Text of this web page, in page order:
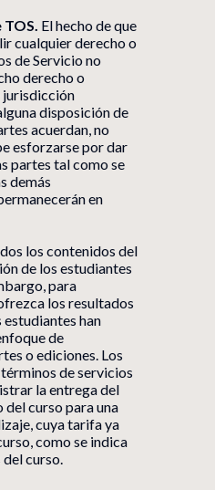
El hecho de que
cualquier derecho o
de Servicio no
derecho o
jurisdicción
disposición de
acuerdan, no
esforzarse por dar
partes tal como se
demás
en
los contenidos del
de los estudiantes
para
los resultados
estudiantes han
de
o ediciones. Los
de servicios
la entrega del
curso para una
cuya tarifa ya
como se indica
del curso.